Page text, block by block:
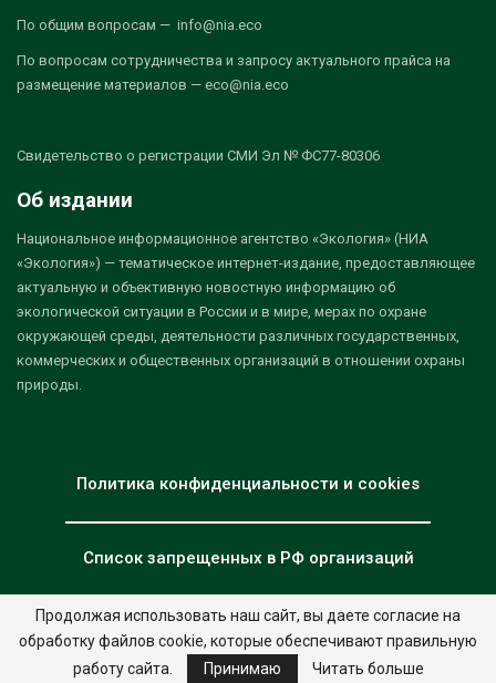
По общим вопросам — info@nia.eco
По вопросам сотрудничества и запросу актуального прайса на
размещение материалов — eco@nia.eco
Свидетельство о регистрации СМИ Эл № ФС77-80306
Об издании
Национальное информационное агентство «Экология» (НИА
«Экология») — тематическое интернет-издание, предоставляющее
актуальную и объективную новостную информацию об
экологической ситуации в России и в мире, мерах по охране
окружающей среды, деятельности различных государственных,
коммерческих и общественных организаций в отношении охраны
природы.
Политика конфиденциальности и cookies
Список запрещенных в РФ организаций
© 2026 - НИА "Экология". Все права защищены. Дизайн:nia.eco
Продолжая использовать наш сайт, вы даете согласие на
обработку файлов cookie, которые обеспечивают правильную
работу сайта.
Принимаю Читать больше